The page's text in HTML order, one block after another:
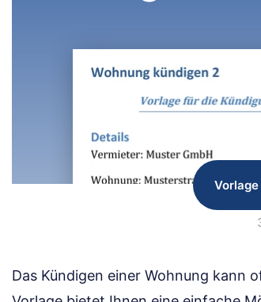
Das Kündigen einer Wohnung kann